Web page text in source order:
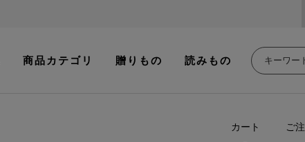
商品カテゴリ 贈りもの 読みもの
カート ご